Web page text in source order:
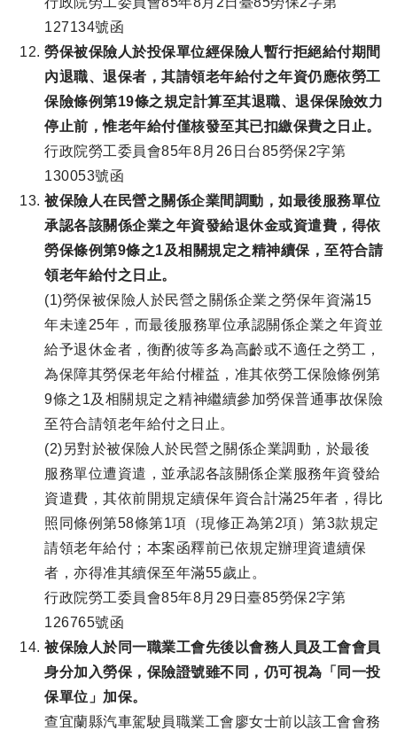
127134號函
勞保被保險人於投保單位經保險人暫行拒絕給付期間
內退職、退保者，其請領老年給付之年資仍應依勞工
保險條例第19條之規定計算至其退職、退保保險效力
停止前，惟老年給付僅核發至其已扣繳保費之日止。
行政院勞工委員會85年8月26日台85勞保2字第
130053號函
被保險人在民營之關係企業間調動，如最後服務單位
承認各該關係企業之年資發給退休金或資遣費，得依
勞保條例第9條之1及相關規定之精神續保，至符合請
領老年給付之日止。
(1)勞保被保險人於民營之關係企業之勞保年資滿15
年未達25年，而最後服務單位承認關係企業之年資並
給予退休金者，衡酌彼等多為高齡或不適任之勞工，
為保障其勞保老年給付權益，准其依勞工保險條例第
9條之1及相關規定之精神繼續參加勞保普通事故保險
至符合請領老年給付之日止。
(2)另對於被保險人於民營之關係企業調動，於最後
服務單位遭資遣，並承認各該關係企業服務年資發給
資遣費，其依前開規定續保年資合計滿25年者，得比
照同條例第58條第1項（現修正為第2項）第3款規定
請領老年給付；本案函釋前已依規定辦理資遣續保
者，亦得准其續保至年滿55歲止。
行政院勞工委員會85年8月29日臺85勞保2字第
126765號函
被保險人於同一職業工會先後以會務人員及工會會員
身分加入勞保，保險證號雖不同，仍可視為「同一投
保單位」加保。
查宜蘭縣汽車駕駛員職業工會廖女士前以該工會會務